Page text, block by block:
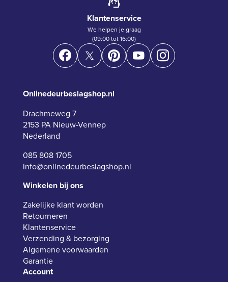
Klantenservice
We helpen je graag
(09:00 tot 16:00)
Onlinedeurbeslagshop.nl
Drachmeweg 7
2153 PA Nieuw-Vennep
Nederland
085 808 1705
info@onlinedeurbeslagshop.nl
Winkelen bij ons
Zakelijke klant worden
Retourneren
Klantenservice
Verzending & bezorging
Algemene voorwaarden
Garantie
Account